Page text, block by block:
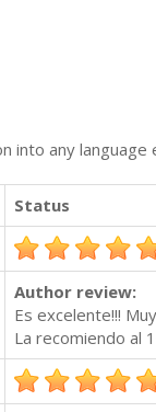
into any
Status
Author review:
Es excelente!!!
La recomiendo al